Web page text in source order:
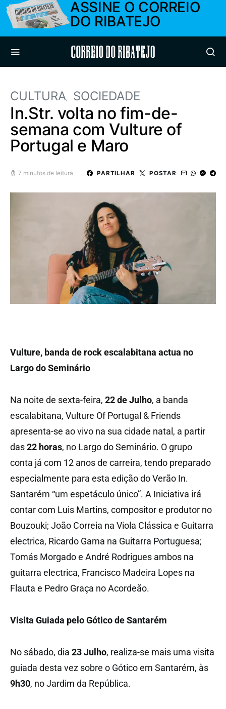
ASSINE O CORREIO
DO RIBATEJO
Correio do Ribatejo
CULTURA SOCIEDADE
In.Str. volta no fim-de-
semana com Vulture of
Portugal e Maro
7 minutos de leitura PARTILHAR POSTAR
Vulture, banda de rock escalabitana actua no
Largo do Seminário
Na noite de sexta-feira, 22 de Julho, a banda
escalabitana, Vulture Of Portugal & Friends
apresenta-se ao vivo na sua cidade natal, a partir
das22 horas, no Largo do Seminário. O grupo
conta já com 12 anos de carreira, tendo preparado
especialmente para esta edição do Verão In.
Santarém “um espetáculo único”. A Iniciativa irá
contar com Luis Martins, compositor e produtor no
Bouzouki; João Correia na Viola Clássica e Guitarra
electrica, Ricardo Gama na Guitarra Portuguesa;
Tomás Morgado e André Rodrigues ambos na
guitarra electrica, Francisco Madeira Lopes na
Flauta e Pedro Graça no Acordeão.
Visita Guiada pelo Gótico de Santarém
No sábado, dia 23 Julho, realiza-se mais uma visita
guiada desta vez sobre o Gótico em Santarém, às
9h30, no Jardim da República.